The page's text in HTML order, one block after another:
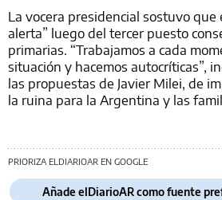
La vocera presidencial sostuvo que
alerta” luego del tercer puesto
primarias. “Trabajamos a cada
situación y hacemos autocríticas”,
las propuestas de Javier Milei, de
la ruina para la Argentina y las
PRIORIZA ELDIARIOAR EN GOOGLE
Añade elDiarioAR como fuente